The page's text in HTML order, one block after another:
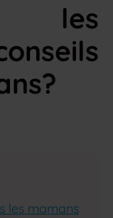
les
les mamans